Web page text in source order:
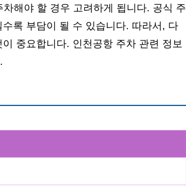
해야 할 경우 고려하게 됩니다. 공식 주
록 부담이 될 수 있습니다. 따라서, 다
중요합니다. 인천공항 주차 관련 정보